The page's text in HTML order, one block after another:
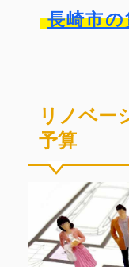
長崎市
リノベー
予算